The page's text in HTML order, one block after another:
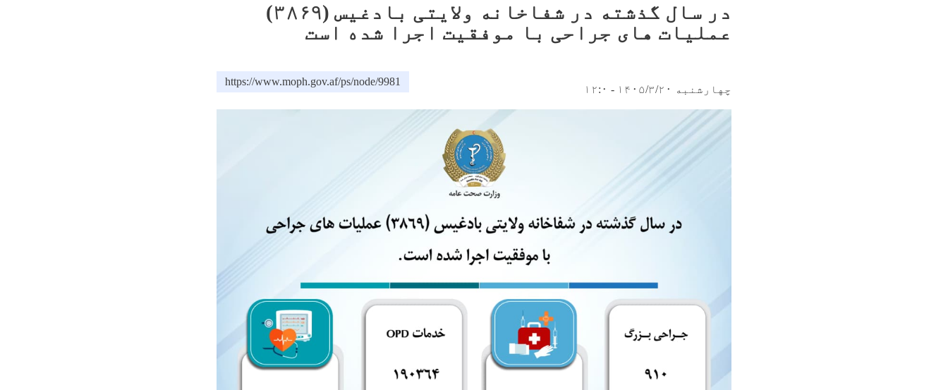
در سال گذشته در شفاخانه ولایتی بادغیس (۳۸۶۹)
عملیات های جراحی با موفقیت اجرا شده است
چهارشنبه ۱۴۰۵/۳/۲۰ - ۱۲:۰
https://www.moph.gov.af/ps/node/9981